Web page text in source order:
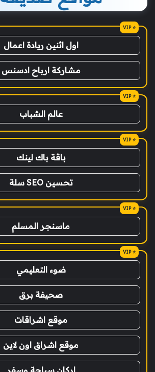
اول اثنين ريادة اعمال
مشاركة ارباح ادسنس
عالم الشباب
باقة باك لينك
تحسين SEO سلة
ماسنجر المسلم
ضوء التعليمي
صحيفة برق
موقع اشراقات
موقع اشراق اون لاين
اركان سياحة وسفر